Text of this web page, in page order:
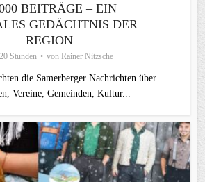
BEITRÄGE – EIN
GEDÄCHTNIS DER
REGION
Stunden von Rainer Nitzsche
die Samerberger Nachrichten über
Vereine, Gemeinden, Kultur...